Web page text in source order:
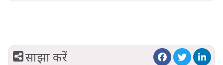
साझा करें